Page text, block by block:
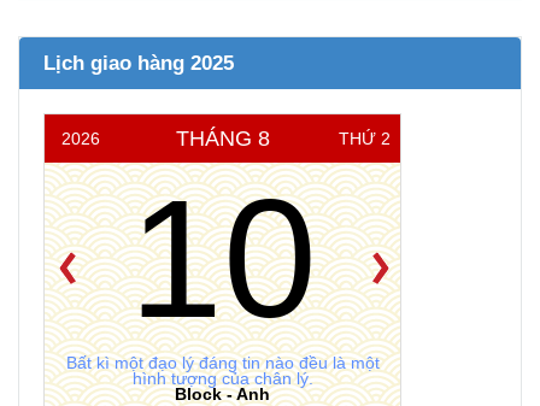
Lịch giao hàng 2025
2026 THÁNG 8 THỨ 2
10
Bất kì một đạo lý đáng tin nào đều là một
hình tượng của chân lý.
Block - Anh